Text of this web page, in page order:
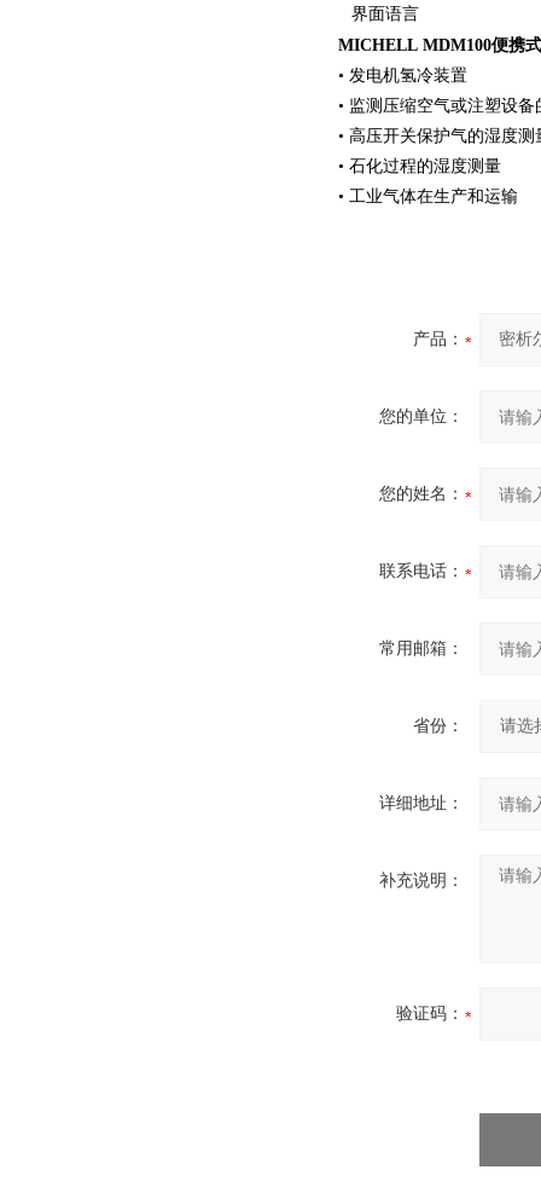
界面语言
MICHELL MDM100便携
• 发电机氢冷装置
• 监测压缩空气或注塑设
• 高压开关保护气的湿度
• 石化过程的湿度测量
• 工业气体在生产和运输
产品：
您的单位：
您的姓名：
联系电话：
常用邮箱：
省份：
详细地址：
补充说明：
验证码：